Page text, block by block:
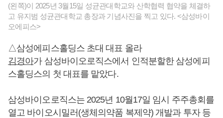
(왼쪽)이 2025년 3월15일 성균관대학교와 산학협력 협약을 체결하
고 유지범 성균관대학교 총장과 기념사진을 찍고 있다. <삼성바이
오에피스>
△삼성에피스홀딩스 초대 대표 올라
김경아가 삼성바이오로직스에서 인적분할한 삼성에피
스홀딩스의 첫 대표를 맡았다.
삼성바이오로직스는 2025년 10월17일 임시 주주총회를
열고 바이오시밀러(생체의약품 복제약) 개발과 투자 등